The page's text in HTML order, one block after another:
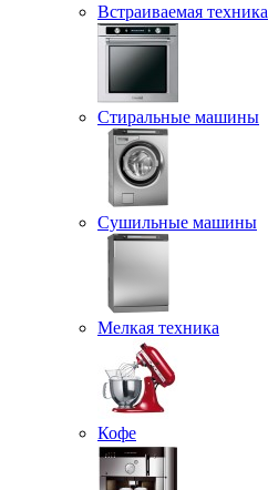
Встраиваемая техника
Стиральные машины
Сушильные машины
Мелкая техника
Кофе